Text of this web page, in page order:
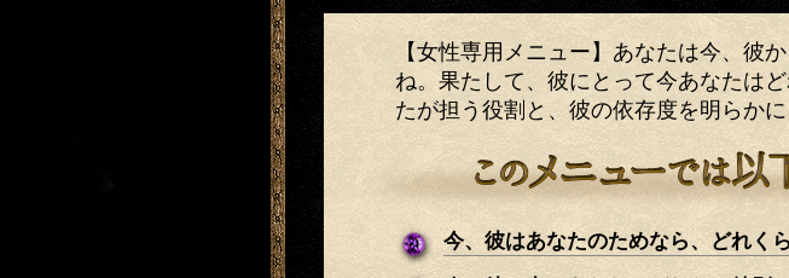
【女性専用メニュー】あなたは今、彼
ね。果たして、彼にとって今あなたは
たが担う役割と、彼の依存度を明らかに
今、彼はあなたのためなら、どれく